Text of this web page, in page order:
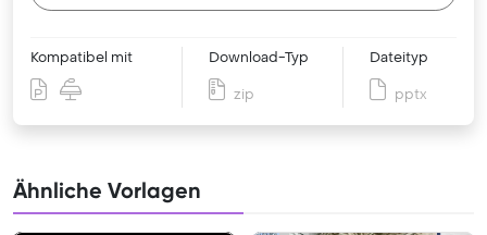
Kompatibel mit Download-Typ
zip
Dateityp
pptx
Ähnliche Vorlagen